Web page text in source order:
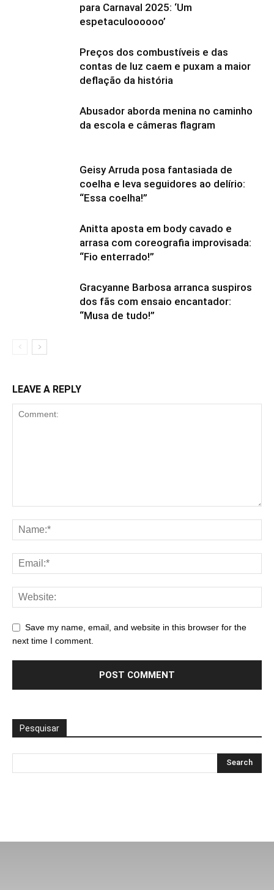
para Carnaval 2025: ‘Um
espetaculoooooo’
Preços dos combustíveis e das
contas de luz caem e puxam a maior
deflação da história
Abusador aborda menina no caminho
da escola e câmeras flagram
Geisy Arruda posa fantasiada de
coelha e leva seguidores ao delírio:
“Essa coelha!”
Anitta aposta em body cavado e
arrasa com coreografia improvisada:
“Fio enterrado!”
Gracyanne Barbosa arranca suspiros
dos fãs com ensaio encantador:
“Musa de tudo!”
LEAVE A REPLY
Save my name, email, and website in this browser for the
next time I comment.
Pesquisar